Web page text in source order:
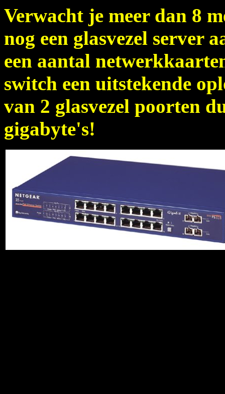
Verwacht je meer dan 8
nog een glasvezel server
een aantal
switch een uitstekende
van 2 glasvezel poorten
gigabyte's!